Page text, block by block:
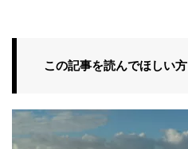
この記事を読んでほしい方